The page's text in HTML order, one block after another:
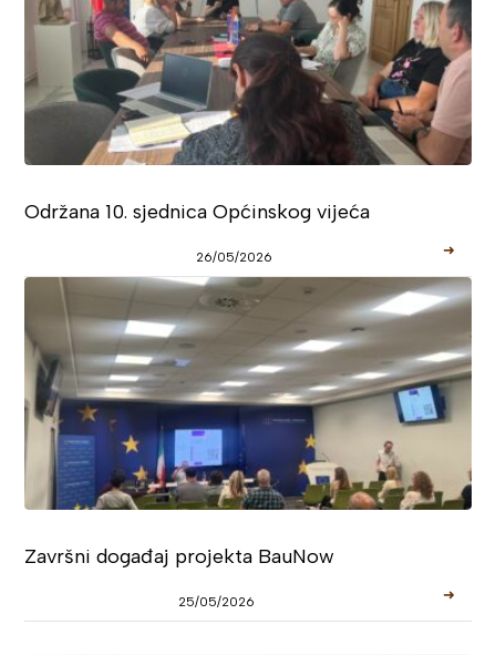
Održana 10. sjednica Općinskog vijeća
26/05/2026 ➜
Završni događaj projekta BauNow
25/05/2026 ➜